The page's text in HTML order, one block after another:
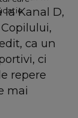
la Kanal D,
ca un
ci
repere
mai